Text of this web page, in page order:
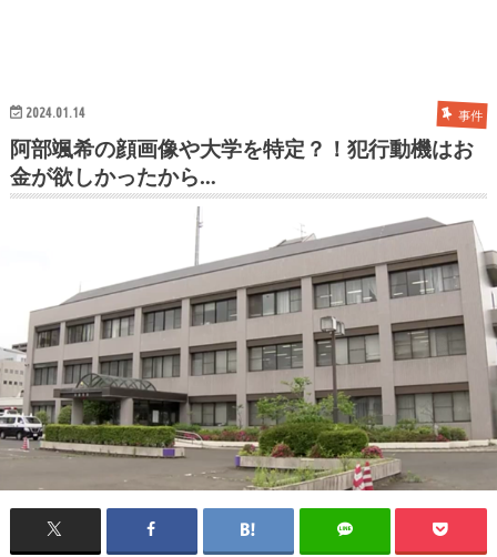
2024.01.14 事件
阿部颯希の顔画像や大学を特定？！犯行動機はお
金が欲しかったから…